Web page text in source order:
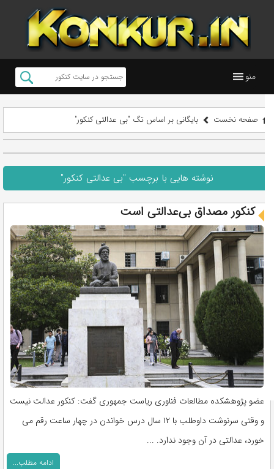
منو
صفحه نخست بایگانی بر اساس تگ "بی عدالتی کنکور"
نوشته هایی با برچسب "بی عدالتی کنکور"
کنکور مصداق بی‌عدالتی است
عضو پژوهشکده مطالعات فناوری ریاست جمهوری گفت: کنکور عدالت نیست
و وقتی سرنوشت داوطلب با ۱۲ سال درس خواندن در چهار ساعت رقم می
خورد، عدالتی در آن وجود ندارد. ...
ادامه مطلب...